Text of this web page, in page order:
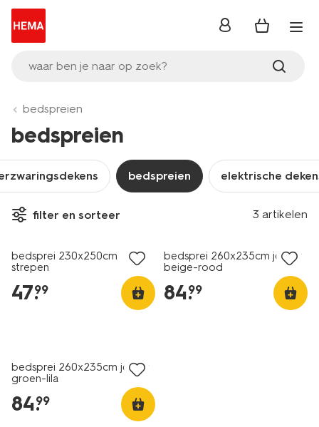
waar ben je naar op zoek?
inloggen
bedspreien
bedspreien
bedspreien elektrische
filter en sorteer 3 artikelen
bedsprei 230x250cm
strepen
47.
99
bedsprei 260x235cm jersey
beige-rood
84.
99
bedsprei 260x235cm jersey
groen-lila
84.
99